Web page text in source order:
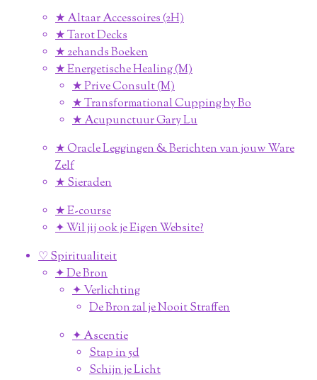
★ Altaar Accessoires (2H)
★ Tarot Decks
★ 2ehands Boeken
★ Energetische Healing (M)
★ Prive Consult (M)
★ Transformational Cupping by Bo
★ Acupunctuur Gary Lu
★ Oracle Leggingen & Berichten van jouw Ware
Zelf
★ Sieraden
★ E-course
✦ Wil jij ook je Eigen Website?
♡ Spiritualiteit
✦ De Bron
✦ Verlichting
De Bron zal je Nooit Straffen
✦ Ascentie
Stap in 5d
Schijn je Licht